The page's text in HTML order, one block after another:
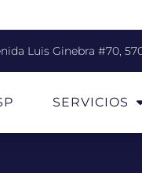
Luis Ginebra #70,
SERVICIOS